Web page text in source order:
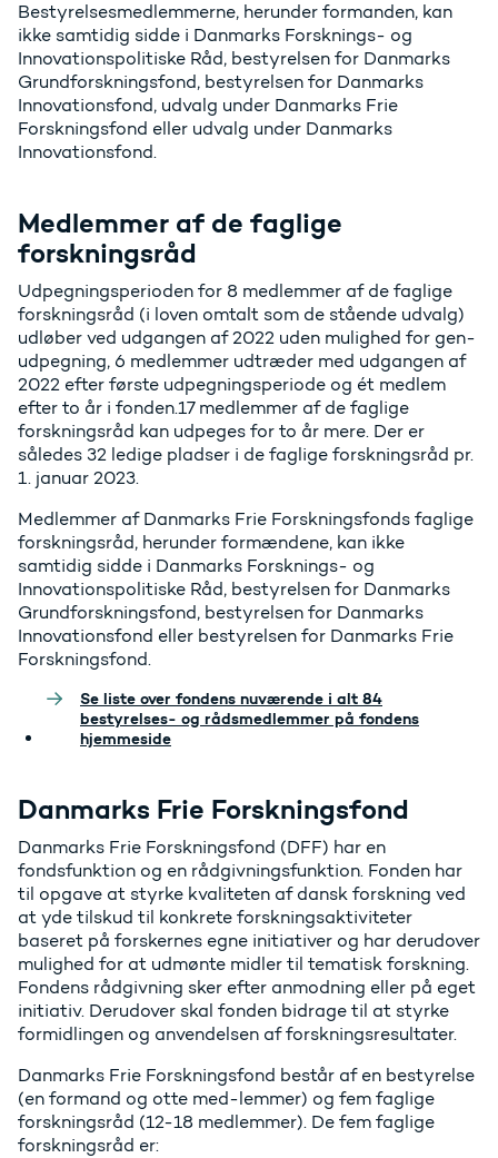
Bestyrelsesmedlemmerne, herunder formanden, kan
ikke samtidig sidde i Danmarks Forsknings- og
Innovationspolitiske Råd, bestyrelsen for Danmarks
Grundforskningsfond, bestyrelsen for Danmarks
Innovationsfond, udvalg under Danmarks Frie
Forskningsfond eller udvalg under Danmarks
Innovationsfond.
Medlemmer af de faglige
forskningsråd
Udpegningsperioden for 8 medlemmer af de faglige
forskningsråd (i loven omtalt som de stående udvalg)
udløber ved udgangen af 2022 uden mulighed for gen-
udpegning, 6 medlemmer udtræder med udgangen af
2022 efter første udpegningsperiode og ét medlem
efter to år i fonden.17 medlemmer af de faglige
forskningsråd kan udpeges for to år mere. Der er
således 32 ledige pladser i de faglige forskningsråd pr.
1. januar 2023.
Medlemmer af Danmarks Frie Forskningsfonds faglige
forskningsråd, herunder formændene, kan ikke
samtidig sidde i Danmarks Forsknings- og
Innovationspolitiske Råd, bestyrelsen for Danmarks
Grundforskningsfond, bestyrelsen for Danmarks
Innovationsfond eller bestyrelsen for Danmarks Frie
Forskningsfond.
Se liste over fondens nuværende i alt 84
bestyrelses- og rådsmedlemmer på fondens
hjemmeside
Danmarks Frie Forskningsfond
Danmarks Frie Forskningsfond (DFF) har en
fondsfunktion og en rådgivningsfunktion. Fonden har
til opgave at styrke kvaliteten af dansk forskning ved
at yde tilskud til konkrete forskningsaktiviteter
baseret på forskernes egne initiativer og har derudover
mulighed for at udmønte midler til tematisk forskning.
Fondens rådgivning sker efter anmodning eller på eget
initiativ. Derudover skal fonden bidrage til at styrke
formidlingen og anvendelsen af forskningsresultater.
Danmarks Frie Forskningsfond består af en bestyrelse
(en formand og otte med-lemmer) og fem faglige
forskningsråd (12-18 medlemmer). De fem faglige
forskningsråd er: